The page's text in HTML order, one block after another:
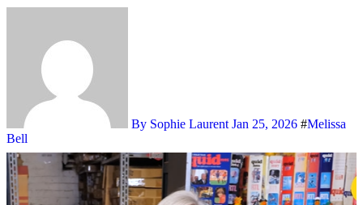
By Sophie Laurent Jan 25, 2026 #Melissa
Bell